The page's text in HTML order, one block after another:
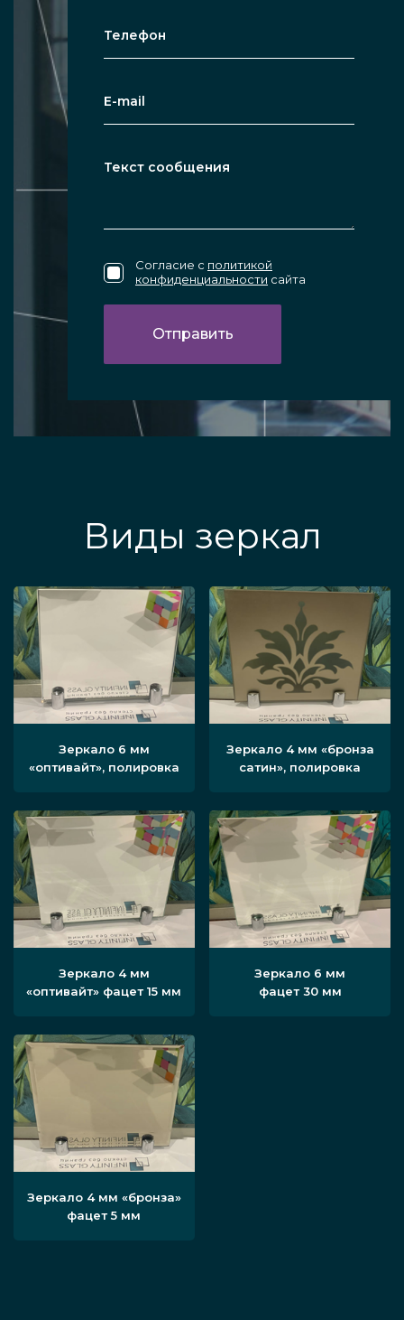
Согласие с политикой
конфиденциальности сайта
Виды зеркал
Зеркало 6 мм
«оптивайт», полировка
Зеркало 4 мм «бронза
сатин», полировка
Зеркало 4 мм
«оптивайт» фацет 15 мм
Зеркало 6 мм
фацет 30 мм
Зеркало 4 мм «бронза»
фацет 5 мм